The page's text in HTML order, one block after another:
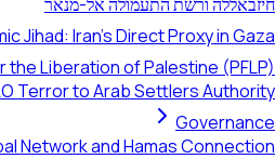
Jihad: Iran's Direct Proxy in Gaza
the Liberation of Palestine (PFLP)
Terror to Arab Settlers Authority
Governance
Network and Hamas Connection